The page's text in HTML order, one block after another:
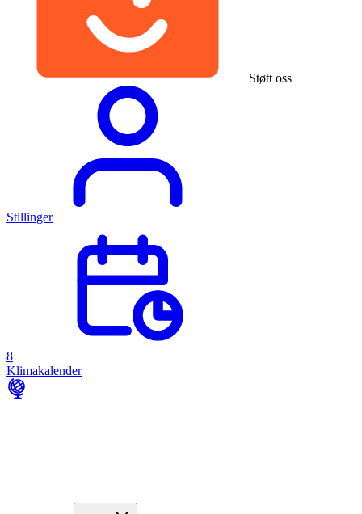
Støtt oss
Stillinger
8
Klimakalender